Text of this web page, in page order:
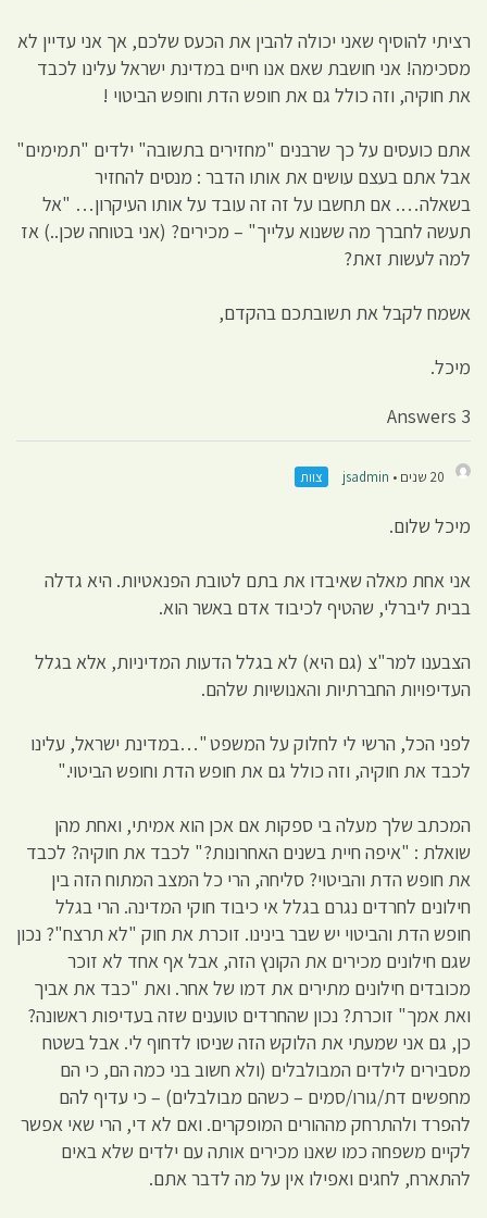
רציתי להוסיף שאני יכולה להבין את הכעס שלכם, אך אני עדיין לא
מסכימה! אני חושבת שאם אנו חיים במדינת ישראל עלינו לכבד
את חוקיה, וזה כולל גם את חופש הדת וחופש הביטוי !
אתם כועסים על כך שרבנים "מחזירים בתשובה" ילדים "תמימים"
אבל אתם בעצם עושים את אותו הדבר : מנסים להחזיר
בשאלה…. אם תחשבו על זה זה עובד על אותו העיקרון… "אל
תעשה לחברך מה ששנוא עלייך" – מכירים? (אני בטוחה שכן..) אז
למה לעשות זאת?
אשמח לקבל את תשובתכם בהקדם,
מיכל.
3 Answers
20 שנים • jsadmin צוות
מיכל שלום.
אני אחת מאלה שאיבדו את בתם לטובת הפנאטיות. היא גדלה
בבית ליברלי, שהטיף לכיבוד אדם באשר הוא.
הצבענו למר"צ (גם היא) לא בגלל הדעות המדיניות, אלא בגלל
העדיפויות החברתיות והאנושיות שלהם.
לפני הכל, הרשי לי לחלוק על המשפט "…במדינת ישראל, עלינו
לכבד את חוקיה, וזה כולל גם את חופש הדת וחופש הביטוי."
המכתב שלך מעלה בי ספקות אם אכן הוא אמיתי, ואחת מהן
שואלת : "איפה חיית בשנים האחרונות?" לכבד את חוקיה? לכבד
את חופש הדת והביטוי? סליחה, הרי כל המצב המתוח הזה בין
חילונים לחרדים נגרם בגלל אי כיבוד חוקי המדינה. הרי בגלל
חופש הדת והביטוי יש שבר בינינו. זוכרת את חוק "לא תרצח"? נכון
שגם חילונים מכירים את הקונץ הזה, אבל אף אחד לא זוכר
מכובדים חילונים מתירים את דמו של אחר. ואת "כבד את אביך
ואת אמך" זוכרת? נכון שהחרדים טוענים שזה בעדיפות ראשונה?
כן, גם אני שמעתי את הלוקש הזה שניסו לדחוף לי. אבל בשטח
מסבירים לילדים המבולבלים (ולא חשוב בני כמה הם, כי הם
מחפשים דת/גורו/סמים – כשהם מבולבלים) – כי עדיף להם
להפרד ולהתרחק מההורים המופקרים. ואם לא די, הרי שאי אפשר
לקיים משפחה כמו שאנו מכירים אותה עם ילדים שלא באים
להתארח, לחגים ואפילו אין על מה לדבר אתם.